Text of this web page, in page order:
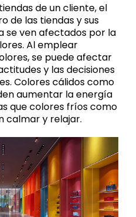
de un cliente, el
de las tiendas y sus
se ven afectados por la
Al emplear
se puede afectar
y las decisiones
Colores cálidos como
aumentar la energía
que colores fríos como
calmar y relajar.